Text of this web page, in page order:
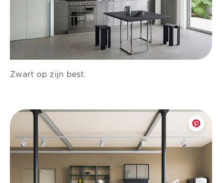
Zwart op zijn best.